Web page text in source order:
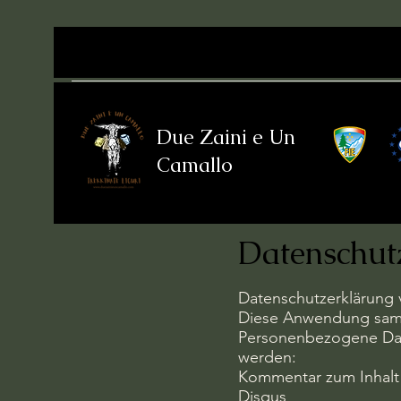
Due Zaini e Un
Camallo
Diese Anwendung
Personenbezogene
werden:
Kommentar zum Inhalt
Disqus